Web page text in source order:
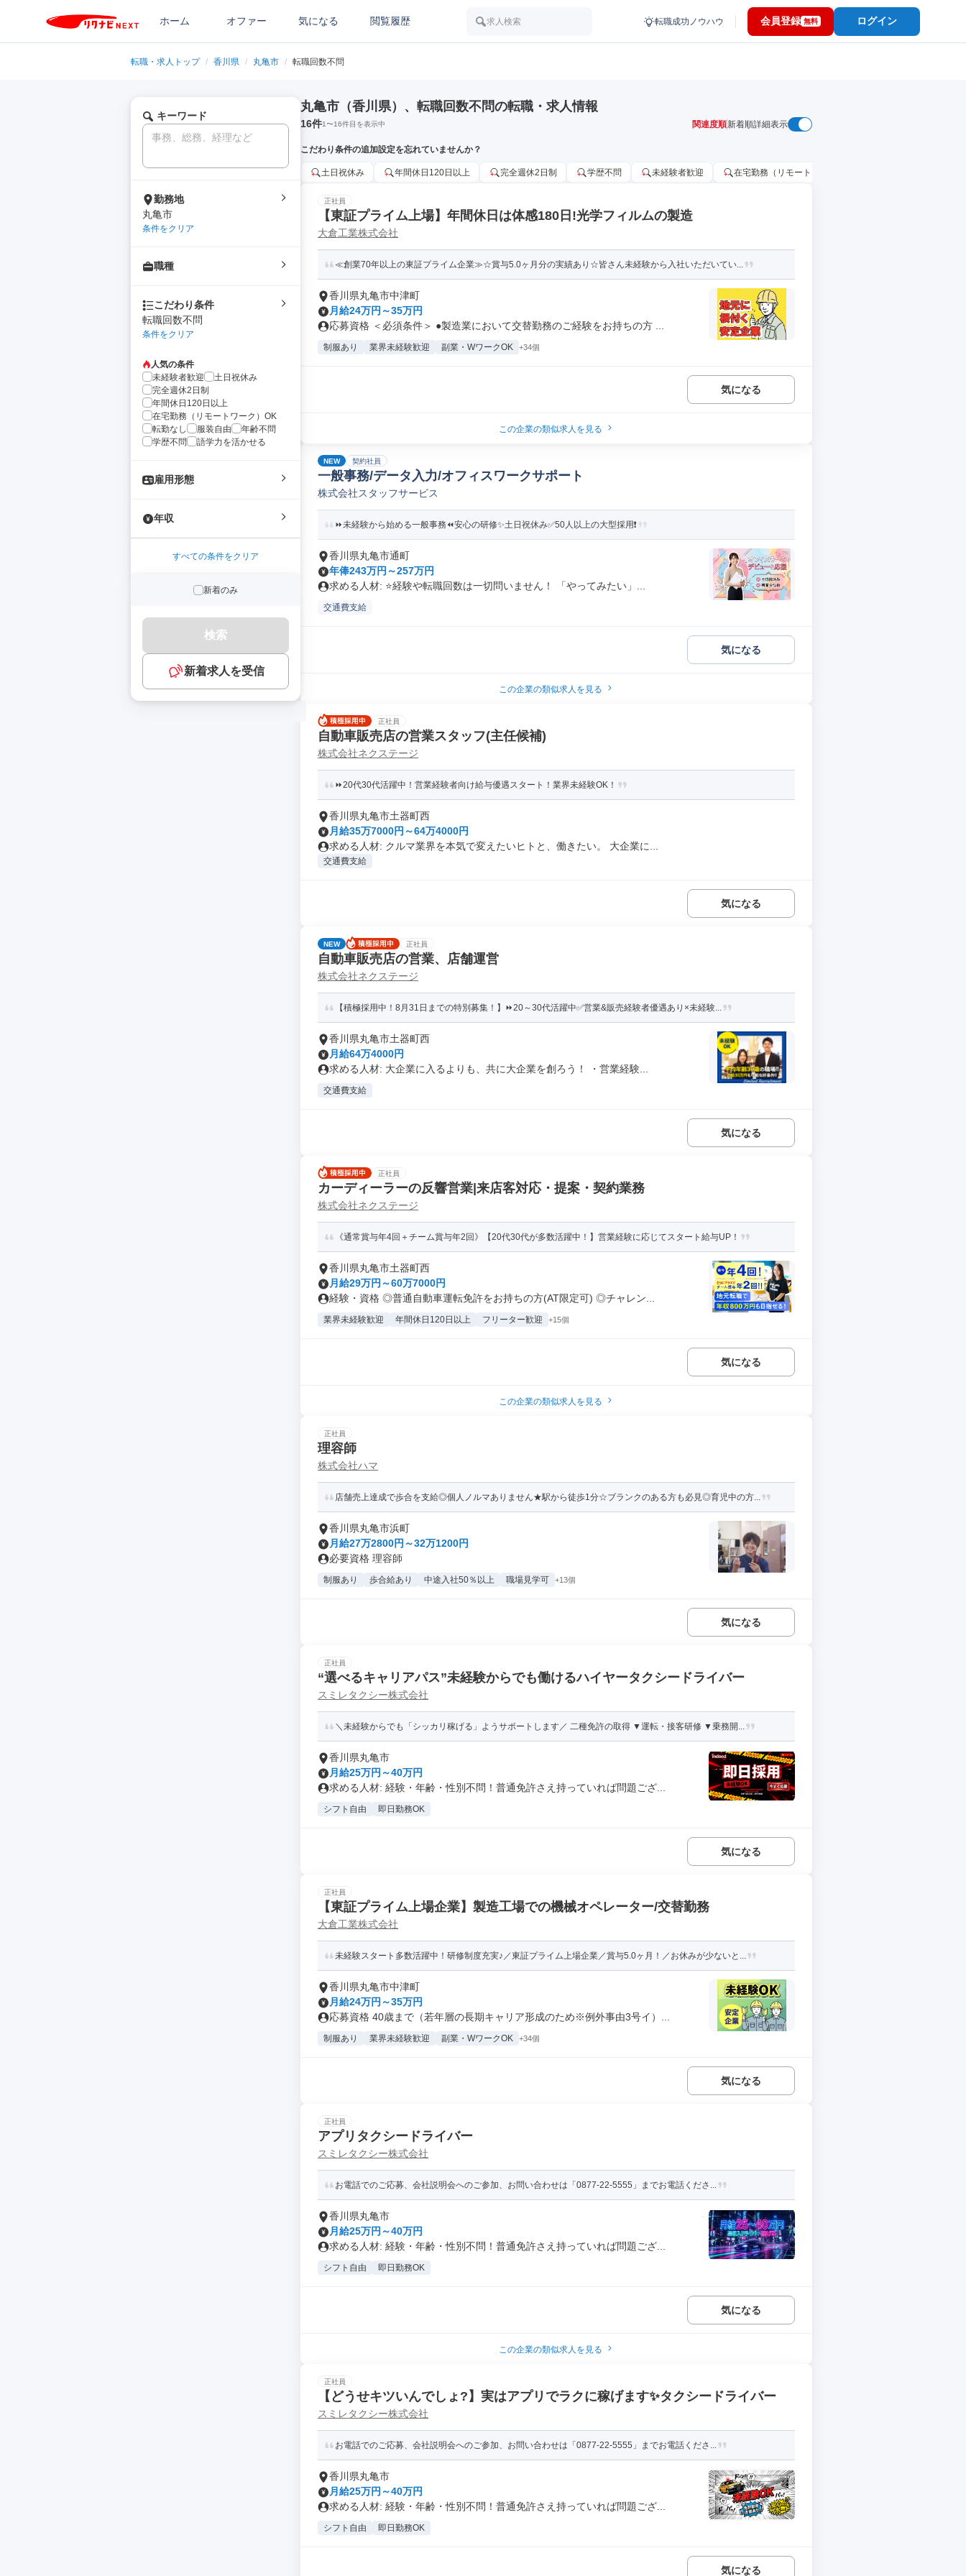
ホーム オファー 気になる 閲覧履歴 求人検索 転職成功ノウハウ 会員登録 無料 ログイン
転職・求人トップ / 香川県 / 丸亀市 / 転職回数不問
キーワード
勤務地
丸亀市
条件をクリア
職種
こだわり条件
転職回数不問
条件をクリア
人気の条件
未経験者歓迎
土日祝休み
完全週休2日制
年間休日120日以上
在宅勤務（リモートワーク）OK
転勤なし
服装自由
年齢不問
学歴不問
語学力を活かせる
雇用形態
年収
すべての条件をクリア
新着のみ
検索
新着求人を受信
丸亀市（香川県）、転職回数不問の転職・求人情報
16件1〜16件目を表示中 関連度順新着順詳細表示
こだわり条件の追加設定を忘れていませんか？
土日祝休み 年間休日120日以上 完全週休2日制 学歴不問 未経験者歓迎 在宅勤務（リモートワーク）OK
正社員
【東証プライム上場】年間休日は体感180日!光学フィルムの製造
大倉工業株式会社
≪創業70年以上の東証プライム企業≫☆賞与5.0ヶ月分の実績あり☆皆さん未経験から入社いただいてい...
香川県丸亀市中津町
月給24万円～35万円
応募資格 ＜必須条件＞ ●製造業において交替勤務のご経験をお持ちの方 ...
制服あり 業界未経験歓迎 副業・WワークOK +34個
気になる
この企業の類似求人を見る
NEW 契約社員
一般事務/データ入力/オフィスワークサポート
株式会社スタッフサービス
⏩️未経験から始める一般事務⏪️安心の研修✨️土日祝休み✅️50人以上の大型採用❗️
香川県丸亀市通町
年俸243万円～257万円
求める人材: ⭐️経験や転職回数は一切問いません！ 「やってみたい」...
交通費支給
気になる
この企業の類似求人を見る
正社員
自動車販売店の営業スタッフ(主任候補)
株式会社ネクステージ
⏩️20代30代活躍中！営業経験者向け給与優遇スタート！業界未経験OK！
香川県丸亀市土器町西
月給35万7000円～64万4000円
求める人材: クルマ業界を本気で変えたいヒトと、働きたい。 大企業に...
交通費支給
気になる
NEW 正社員
自動車販売店の営業、店舗運営
株式会社ネクステージ
【積極採用中！8月31日までの特別募集！】⏩️20～30代活躍中✅営業&販売経験者優遇あり×未経験...
香川県丸亀市土器町西
月給64万4000円
求める人材: 大企業に入るよりも、共に大企業を創ろう！ ・営業経験...
交通費支給
気になる
正社員
カーディーラーの反響営業|来店客対応・提案・契約業務
株式会社ネクステージ
《通常賞与年4回＋チーム賞与年2回》【20代30代が多数活躍中！】営業経験に応じてスタート給与UP！
香川県丸亀市土器町西
月給29万円～60万7000円
経験・資格 ◎普通自動車運転免許をお持ちの方(AT限定可) ◎チャレン...
業界未経験歓迎 年間休日120日以上 フリーター歓迎 +15個
気になる
この企業の類似求人を見る
正社員
理容師
株式会社ハマ
店舗売上達成で歩合を支給◎個人ノルマありません★駅から徒歩1分☆ブランクのある方も必見◎育児中の方...
香川県丸亀市浜町
月給27万2800円～32万1200円
必要資格 理容師
制服あり 歩合給あり 中途入社50％以上 職場見学可 +13個
気になる
正社員
“選べるキャリアパス”未経験からでも働けるハイヤータクシードライバー
スミレタクシー株式会社
＼未経験からでも「シッカリ稼げる」ようサポートします／ 二種免許の取得 ▼運転・接客研修 ▼乗務開...
香川県丸亀市
月給25万円～40万円
求める人材: 経験・年齢・性別不問！普通免許さえ持っていれば問題ござ...
シフト自由 即日勤務OK
気になる
正社員
【東証プライム上場企業】製造工場での機械オペレーター/交替勤務
大倉工業株式会社
未経験スタート多数活躍中！研修制度充実♪／東証プライム上場企業／賞与5.0ヶ月！／お休みが少ないと...
香川県丸亀市中津町
月給24万円～35万円
応募資格 40歳まで（若年層の長期キャリア形成のため※例外事由3号イ）...
制服あり 業界未経験歓迎 副業・WワークOK +34個
気になる
正社員
アプリタクシードライバー
スミレタクシー株式会社
お電話でのご応募、会社説明会へのご参加、お問い合わせは「0877-22-5555」までお電話くださ...
香川県丸亀市
月給25万円～40万円
求める人材: 経験・年齢・性別不問！普通免許さえ持っていれば問題ござ...
シフト自由 即日勤務OK
気になる
この企業の類似求人を見る
正社員
【どうせキツいんでしょ?】実はアプリでラクに稼げます✨タクシードライバー
スミレタクシー株式会社
お電話でのご応募、会社説明会へのご参加、お問い合わせは「0877-22-5555」までお電話くださ...
香川県丸亀市
月給25万円～40万円
求める人材: 経験・年齢・性別不問！普通免許さえ持っていれば問題ござ...
シフト自由 即日勤務OK
気になる